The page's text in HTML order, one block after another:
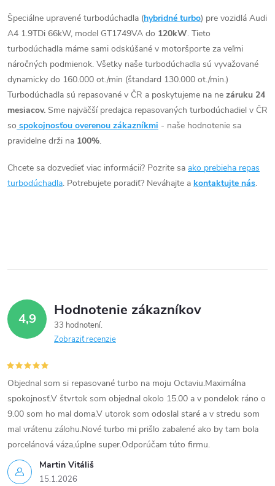
t
o
v
o
v
Pre vozidlá Audi A4 1.9TDi
66kW AHH.
v
l
á
d
a
c
i
e
v
y
v
ý
p
i
s
u
Špeciálne upravené turbodúchadla (hybridné turbo) pre vozidlá Audi
A4 1.9TDi 66kW, model GT1749VA do 120kW. Tieto
turbodúchadla máme sami odskúšané v motoršporte za veľmi
náročných podmienok. Všetky naše turbodúchadla sú vyvažované
dynamicky do 160.000 ot./min (štandard 130.000 ot./min.)
Turbodúchadla sú repasované v ČR a poskytujeme na ne záruku 24
mesiacov. Sme najväčší predajca repasovaných turbodúchadiel v ČR
so spokojnosťou overenou zákazníkmi - naše hodnotenie sa
pravidelne drži na 100%.
Chcete sa dozvedieť viac informácii? Pozrite sa ako prebieha repas
turbodúchadla. Potrebujete poradiť? Neváhajte a kontaktujte nás.
4,9 Hodnotenie zákazníkov
33 hodnotení
Zobraziť recenzie
Martin Vitáliš
15.1.2026
Objednal som si repasované turbo na moju Octaviu.Maximálna
spokojnosť.V štvrtok som objednal okolo 15.00 a v pondelok ráno o
9.00 som ho mal doma.V utorok som odoslal staré a v stredu som
mal vrátenu zálohu.Nové turbo mi prišlo zabalené ako by tam bola
porcelánová váza,úplne super.Odporúčam túto firmu.